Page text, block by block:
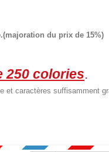
du prix de 15%)
250 colories.
et caractères suffisamment